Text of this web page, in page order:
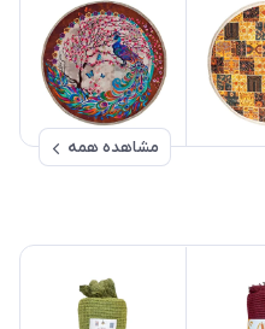
مشاهده همه